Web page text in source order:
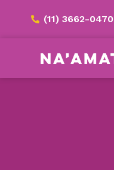
(11) 3662-0470